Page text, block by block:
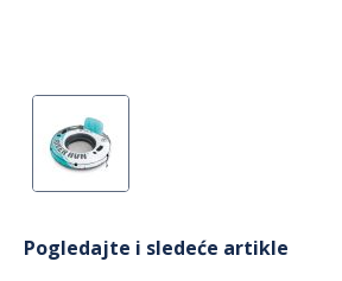
Pogledajte i sledeće artikle